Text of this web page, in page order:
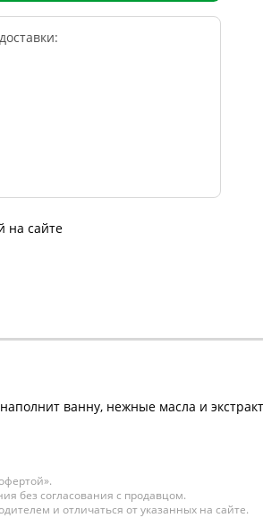
на сайте
ванну, нежные масла и
без согласования с продавцом.
и отличаться от указанных на сайте.